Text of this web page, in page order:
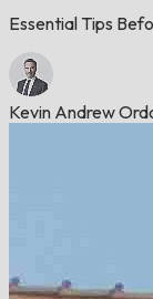
Essential Tips
Kevin Andrew